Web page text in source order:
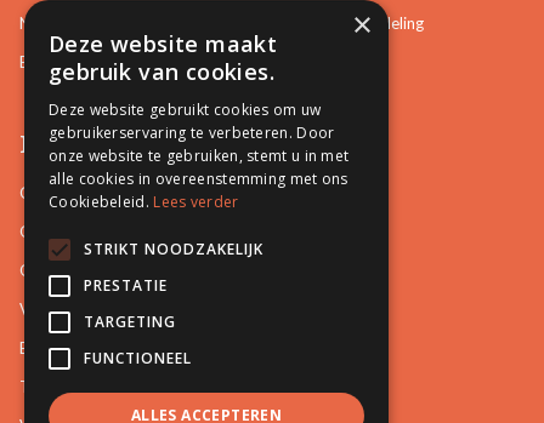
Neurotisch of afwijkend gedrag herkennen in bemiddeling
Bemiddeling in bouwzaken
Pro Mediation
Contact
Over ons
Onze docenten
Video's
Blog
Tips
×
Deze website maakt
gebruik van cookies.
Deze website gebruikt cookies om uw
gebruikerservaring te verbeteren. Door
onze website te gebruiken, stemt u in met
alle cookies in overeenstemming met ons
Cookiebeleid. Lees verder
STRIKT NOODZAKELIJK
PRESTATIE
TARGETING
FUNCTIONEEL
ALLES ACCEPTEREN